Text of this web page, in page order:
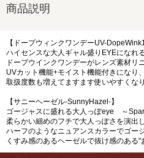
商品説明
【ドープウィンクワンデーUV-
ハイセンスな大人ギャル盛りEYEになれ
ドープウインクワンデーがレンズ素材リ
UVカット機能+モイスト機能付きになり、
取扱度数も増えてますます使いやすくな
【サニーヘーゼル-SunnyHazel-】
ゴージャスに盛れる大人っぽeye ～
柔らかい細めのフチで大人っぽさを演出し
ハーフのようなニュアンスカラーでゴー
くすみ感のあるヘーゼルで抜け感のある